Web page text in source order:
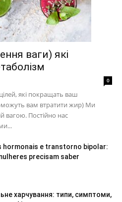
ваги) які
0
які покращать ваш
вам втратити жир) Ми
вагою. Постійно нас
hormonais e transtorno bipolar:
precisam saber
харчування: типи, симптоми,